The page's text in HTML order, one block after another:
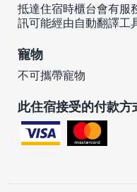
抵達住宿時櫃台會有服
訊可能經由自動翻譯工
寵物
不可攜帶寵物
此住宿接受的付款方